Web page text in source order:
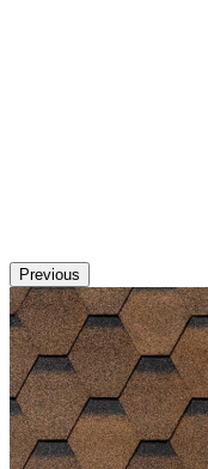
Previous